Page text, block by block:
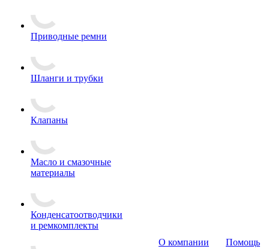
Приводные ремни
Шланги и трубки
Клапаны
Масло и смазочные
материалы
Конденсатоотводчики
и ремкомплекты
О компании
Помощь